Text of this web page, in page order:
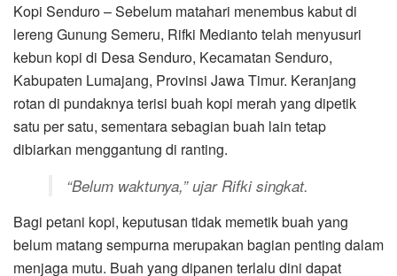
Kopi Senduro – Sebelum matahari menembus kabut di
lereng Gunung Semeru, Rifki Medianto telah menyusuri
kebun kopi di Desa Senduro, Kecamatan Senduro,
Kabupaten Lumajang, Provinsi Jawa Timur. Keranjang
rotan di pundaknya terisi buah kopi merah yang dipetik
satu per satu, sementara sebagian buah lain tetap
dibiarkan menggantung di ranting.
“Belum waktunya,” ujar Rifki singkat.
Bagi petani kopi, keputusan tidak memetik buah yang
belum matang sempurna merupakan bagian penting dalam
menjaga mutu. Buah yang dipanen terlalu dini dapat